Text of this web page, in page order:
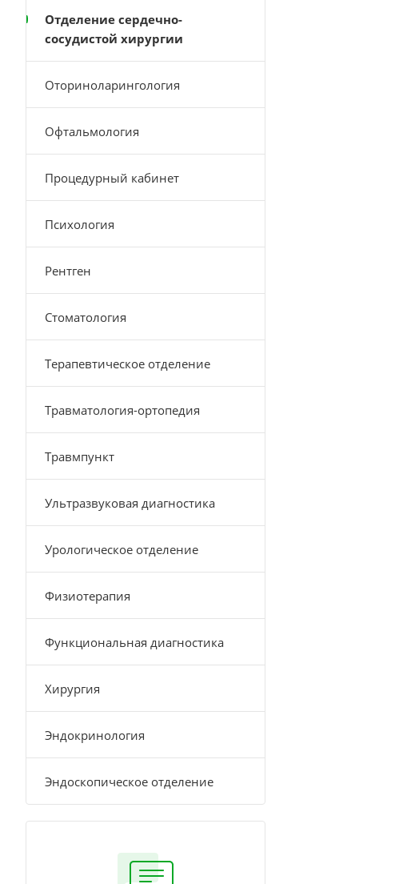
Отделение сердечно-
сосудистой хирургии
Оториноларингология
Офтальмология
Процедурный кабинет
Психология
Рентген
Стоматология
Терапевтическое отделение
Травматология-ортопедия
Травмпункт
Ультразвуковая диагностика
Урологическое отделение
Физиотерапия
Функциональная диагностика
Хирургия
Эндокринология
Эндоскопическое отделение